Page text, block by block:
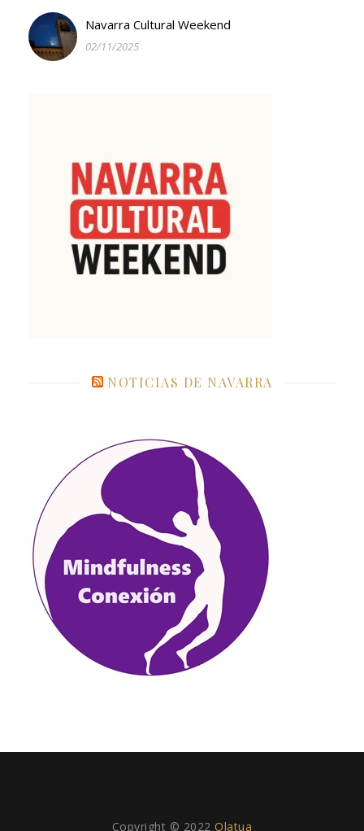
Navarra Cultural Weekend
02/11/2025
NOTICIAS DE NAVARRA
Copyright © 2022Olatua